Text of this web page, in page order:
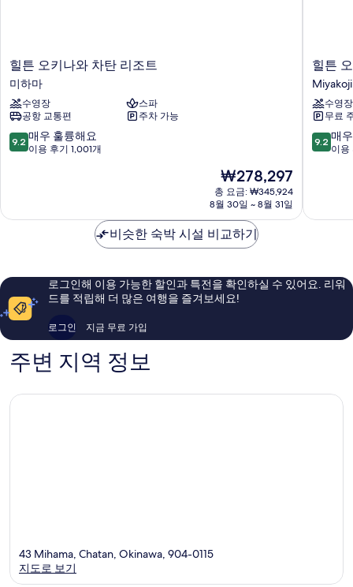
힐
튼
오
키
나
와
차
미
힐튼 오키나와 차탄 리조트
미하마
수영장
스파
공항 교통편
주차 가능
10
점
점,
륭
요,
이
기
1,001
9.2 매우 훌륭해요
이용 후기 1,001개
현
재
요
₩278,297
₩278,297
총 요금: ₩345,924
8월 30일 ~ 8월 31일
힐
튼
오
키
나
와
미
랜
트
힐튼
수영장
무료
10
점
점,
륭
해
개
9.2 매
이용
비슷한 숙박 시설 비교하기
로그인해 이용 가능한 할인과 특전을 확인하실 수 있어요. 리워
드를 적립해 더 많은 여행을 즐겨보세요!
로그인 지금 무료 가입
주변 지역 정보
43 Mihama, Chatan, Okinawa, 904-0115
지도로 보기